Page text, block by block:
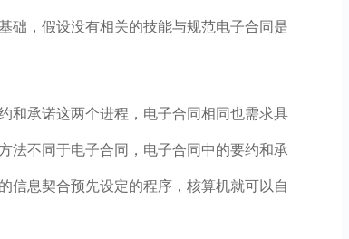
础，假设没有相关的技能与规范电子合同是
和承诺这两个进程，电子合同相同也需求具
法不同于电子合同，电子合同中的要约和承
信息契合预先设定的程序，核算机就可以自